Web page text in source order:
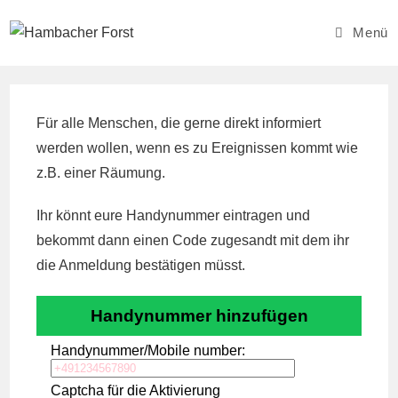
Inhalt
Menü
Für alle Menschen, die gerne direkt informiert
werden wollen, wenn es zu Ereignissen kommt wie
z.B. einer Räumung.
Ihr könnt eure Handynummer eintragen und
bekommt dann einen Code zugesandt mit dem ihr
die Anmeldung bestätigen müsst.